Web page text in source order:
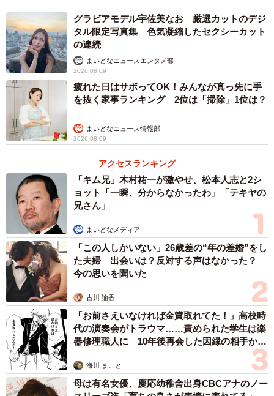
3/4
ボルトで固定された背骨（提供写真）
一方、長谷さんは、搬送先の病院で緊急手術を受けた
が、みぞおち付近から下の自由を失った。「手術の間はと
にかく恐怖しかなかった。医者に『足は動きません』とあ
っさり言われて…。それからは地獄でしたね」。痛みに、
排泄も自分の思うようにならない屈辱感。足が動いたよう
それでも、家族に迷惑を掛けたくないとリハビリに打ち
込み、現在は自立訓練センターで一人で暮らす。友人らは
今も一緒にバーベキューなどに誘ってくれ、車いすを担い
で車から降りてくれる。障害があっても自分らしく生き、
社会に積極的に関わっている新しい仲間もできた。「助け
てくれる人の方が圧倒的に多かったから、前向きになれ
た。いろんな人に助けてもらっていることに、本当に感謝
している」と穏やかに話す。
グラビアモデル宇佐美なお 厳選カットのデジ
タル限定写真集 色気凝縮したセクシーカット
の連続
まいどなニュースエンタメ部
2026.08.09
疲れた日はサボってOK！みんなが真っ先に手
を抜く家事ランキング 2位は「掃除」1位は？
まいどなニュース情報部
2026.08.09
アクセスランキング
「キム兄」木村祐一が激やせ、松本人志と2シ
ョット「一瞬、分からなかったわ」「テキヤの
兄さん」
まいどなメディア
「この人しかいない」26歳差の“年の差婚”をし
た夫婦 出会いは？反対する声はなかった？
今の思いを聞いた
古川 諭香
「お前さえいなければ金賞取れてた！」高校時
代の演奏会がトラウマ……責められた学生は楽
器修理職人に 10年後再会した因縁の相手から
海川 まこと
母は有名女優、慶応幼稚舎出身CBCアナのノー